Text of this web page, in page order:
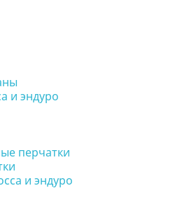
и эндуро
перчатки
и эндуро